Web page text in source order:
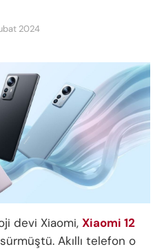
2024
devi Xiaomi, Xiaomi 12
Akıllı telefon o